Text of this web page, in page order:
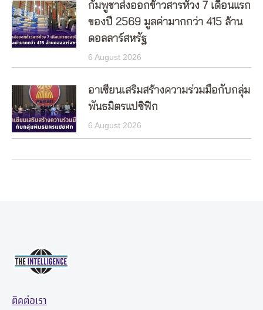
กัมพูชาส่งออกข้าวสารห้วง 7 เดือนแรก
ของปี 2569 มูลค่ามากกว่า 415 ล้าน
ดอลลาร์สหรัฐ
6 August 2026
อาเซียนเสริมสร้างความร่วมมือกับกลุ่ม
พันธมิตรแปซิฟิก
6 August 2026
ติดต่อเรา